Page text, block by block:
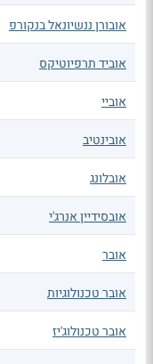
אובורן ננשיונאל בנקורפ
אוביד תרפיוטיקס
אוביי
אובינטיב
אובלונג
אובסידיין אנרג'י
אובר
אובר טכנולוגיות
אובר טכנולוג'יז